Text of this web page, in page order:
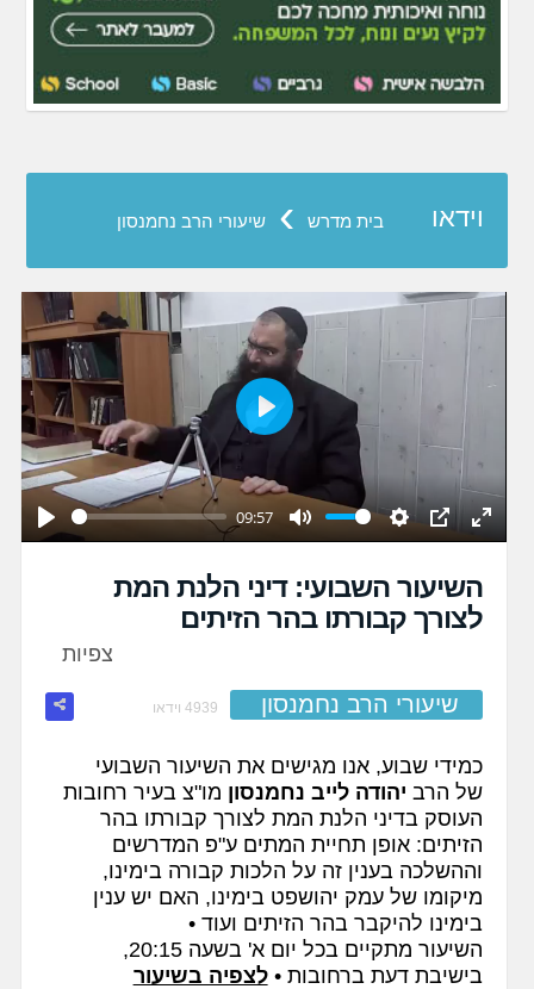
וידאו בית מדרש › שיעורי הרב נחמנסון
Play
09:57
Mute Settings PIPEnter
fullscreen
Play
השיעור השבועי: דיני הלנת המת
לצורך קבורתו בהר הזיתים
צפיות
שיעורי הרב נחמנסון 4939 וידאו
כמידי שבוע, אנו מגישים את השיעור השבועי
של הרב יהודה לייב נחמנסון מו"צ בעיר רחובות
העוסק בדיני הלנת המת לצורך קבורתו בהר
הזיתים: אופן תחיית המתים ע"פ המדרשים
וההשלכה בענין זה על הלכות קבורה בימינו,
מיקומו של עמק יהושפט בימינו, האם יש ענין
בימינו להיקבר בהר הזיתים ועוד •
השיעור מתקיים בכל יום א' בשעה 20:15,
בישיבת דעת ברחובות •לצפיה בשיעור